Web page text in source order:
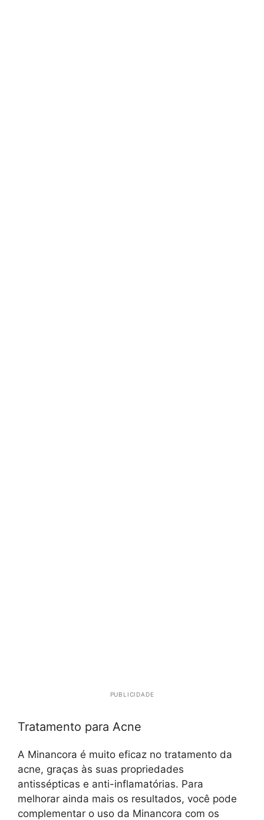
PUBLICIDADE
Tratamento para Acne
A Minancora é muito eficaz no tratamento da
acne, graças às suas propriedades
antissépticas e anti-inflamatórias. Para
melhorar ainda mais os resultados, você pode
complementar o uso da Minancora com os